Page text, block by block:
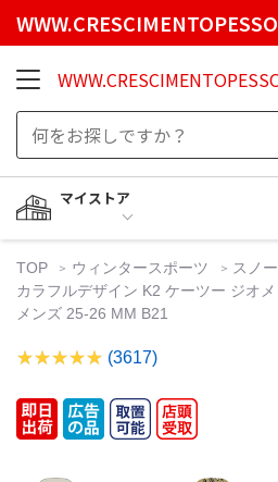
マイストア
TOP ウィンタースポーツ スノ
カラフルデザイン K2 ケーツー ジオ
メンズ 25-26 MM B21
(3617)